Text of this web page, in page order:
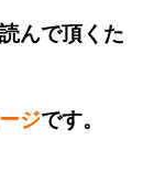
んで頂くた
ジです。